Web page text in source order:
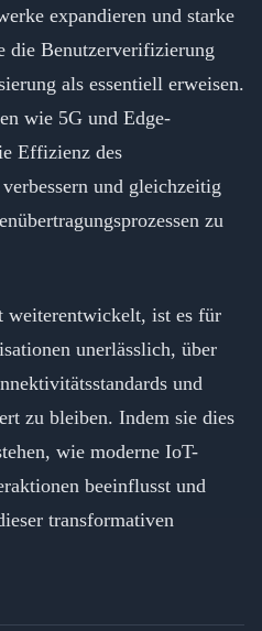
expandieren und starke
die Benutzerverifizierung
als essentiell erweisen.
wie 5G und Edge-
Effizienz des
und gleichzeitig
zu
weiterentwickelt, ist es für
unerlässlich, über
und
zu bleiben. Indem sie dies
wie moderne IoT-
beeinflusst und
transformativen